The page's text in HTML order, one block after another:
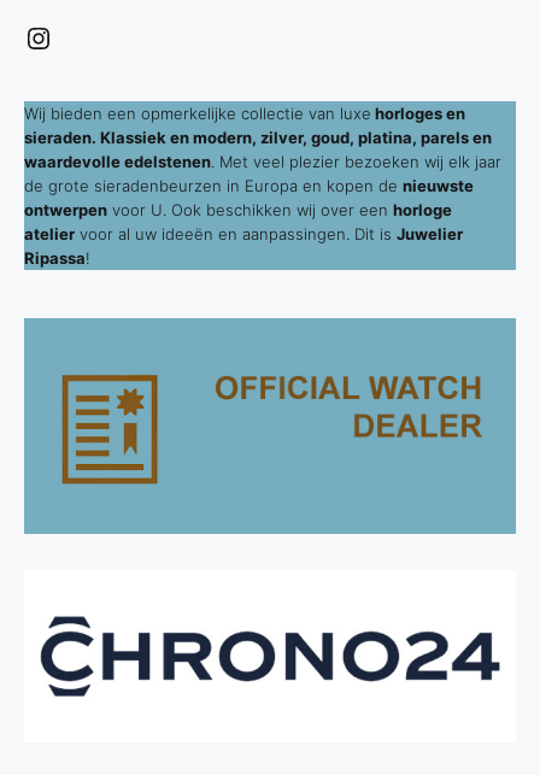
Instagram
Wij bieden een opmerkelijke collectie van luxe horloges en
sieraden. Klassiek en modern, zilver, goud, platina, parels en
waardevolle edelstenen . Met veel plezier bezoeken wij elk jaar
de grote sieradenbeurzen in Europa en kopen de nieuwste
ontwerpen voor U. Ook beschikken wij over een horloge
atelier voor al uw ideeën en aanpassingen. Dit is Juwelier
Ripassa!